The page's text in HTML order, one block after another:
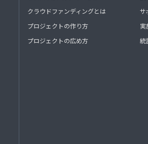
クラウドファンディングとは
プロジェクトの作り方
プロジェクトの広め方
サ
実
統